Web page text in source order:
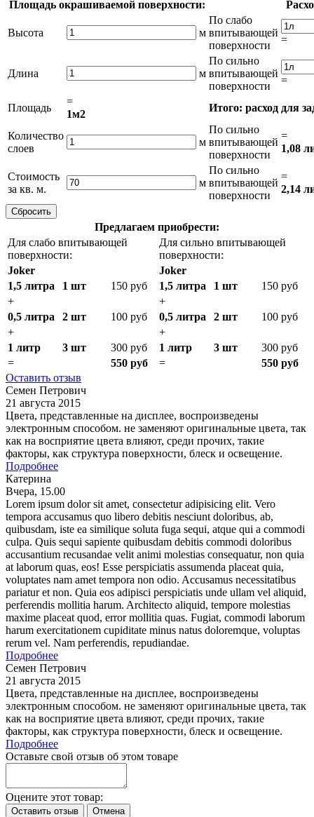
Площадь окрашиваемой поверхности:
Высота м
По слабо
впитывающей
поверхности
=
Длина м
По сильно
впитывающей
поверхности
=
Площадь
=
1м2
Итого: расход для
Количество
слоев
м
По сильно
впитывающей
поверхности
=
1,08
Стоимость
за кв. м.
м
По сильно
впитывающей
поверхности
=
2,14
Предлагаем приобрести:
Для слабо впитывающей
поверхности:
Для сильно впитывающей
поверхности:
Joker
Joker
1,5 литра
1 шт 150 руб 1,5 литра 1 шт
150 руб
+
+
0,5 литра
2 шт 100 руб 0,5 литра 2 шт
100 руб
+
+
1 литр
3 шт 300 руб 1 литр 3 шт
300 руб
=
550 руб =
550 руб
Оставить отзыв
Семен Петрович
21 августа 2015
Цвета, представленные на дисплее, воспроизведены
электронным способом. не заменяют оригинальные цвета, так
как на восприятие цвета влияют, среди прочих, такие
факторы, как структура поверхности, блеск и освещение.
Подробнее
Катерина
Вчера, 15.00
Lorem ipsum dolor sit amet, consectetur adipisicing elit. Vero
tempora accusamus quo libero debitis nesciunt doloribus, ab,
quibusdam, iste ea similique soluta fuga sequi, atque qui a commodi
culpa. Quis sequi sapiente quibusdam debitis commodi doloribus
accusantium recusandae velit animi molestias consequatur, non quia
at laborum quas, eos! Esse perspiciatis assumenda placeat quia,
voluptates nam amet tempora non odio. Accusamus necessitatibus
pariatur et non. Quia eos adipisci perspiciatis unde ullam vel aliquid,
perferendis mollitia harum. Architecto aliquid, tempore molestias
maxime placeat quod, error mollitia quas. Fugiat, commodi laborum
harum exercitationem cupiditate minus natus doloremque, voluptas
rerum vel. Nam perferendis, repudiandae.
Подробнее
Семен Петрович
21 августа 2015
Цвета, представленные на дисплее, воспроизведены
электронным способом. не заменяют оригинальные цвета, так
как на восприятие цвета влияют, среди прочих, такие
факторы, как структура поверхности, блеск и освещение.
Подробнее
Оставьте свой отзыв об этом товаре
Оцените этот товар: